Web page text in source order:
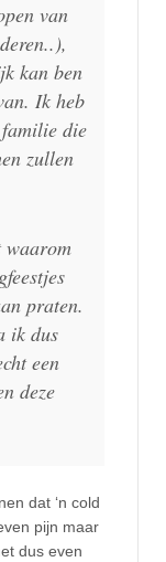
van
kan ben
Ik heb
die
zullen
waarom
praten.
ik dus
een
deze
dat ‘n cold
pijn maar
dus even